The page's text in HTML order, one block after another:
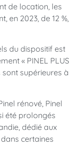
de location, les
en 2023, de 12 %,
du dispositif est
« PINEL PLUS
supérieures à
rénové, Pinel
été prolongés
dédié aux
certaines